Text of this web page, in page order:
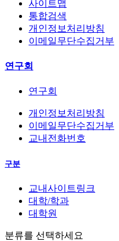
사이트맵
통합검색
개인정보처리방침
이메일무단수집거부
연구회
연구회
개인정보처리방침
이메일무단수집거부
교내전화번호
구분
교내사이트링크
대학/학과
대학원
분류를 선택하세요